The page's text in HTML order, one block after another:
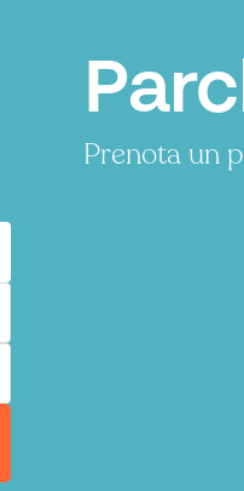
Prenota un